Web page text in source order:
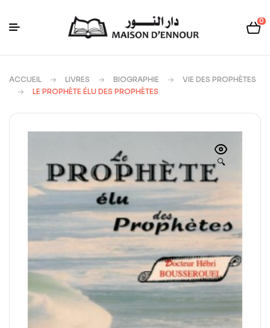
0
ACCUEIL LIVRES BIOGRAPHIE
VIE DES PROPHÈTES
LE PROPHÈTE ÉLU DES PROPHÈTES
🔍